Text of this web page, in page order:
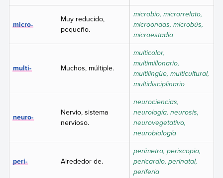
micro-
Muy reducido,
pequeño.
microbio, microrrelato,
microondas, microbús,
microestadio
multi- Muchos, múltiple.
multicolor,
multimillonario,
multilingüe, multicultural,
multidisciplinario
neuro-
Nervio, sistema
nervioso.
neurociencias,
neurología, neurosis,
neurovegetativo,
neurobiología
peri- Alrededor de.
perímetro, periscopio,
pericardio, perinatal,
periferia